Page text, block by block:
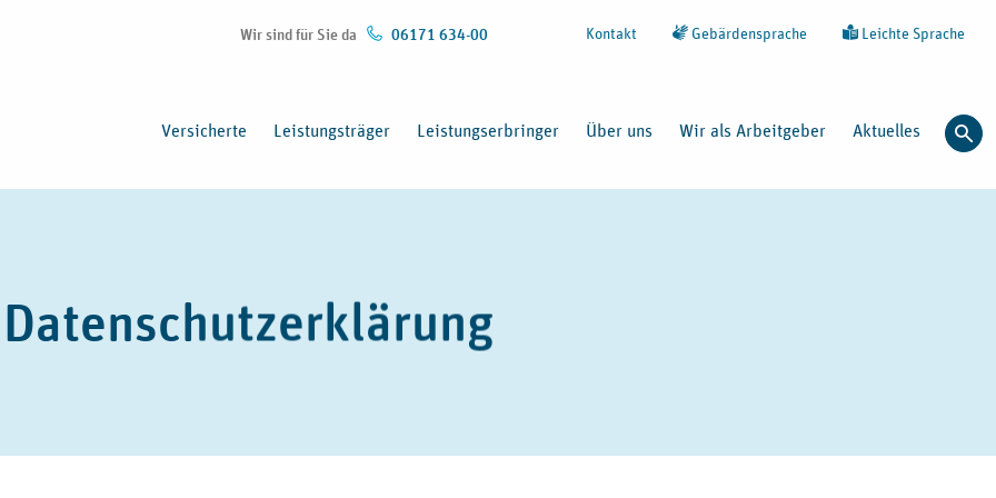
Wir sind für Sie da 06171 634-00 Kontakt Gebärdensprache Leichte Sprache
Versicherte Leistungsträger Leistungserbringer Über uns Wir als Arbeitgeber Aktuelles
Datenschutzerklärung